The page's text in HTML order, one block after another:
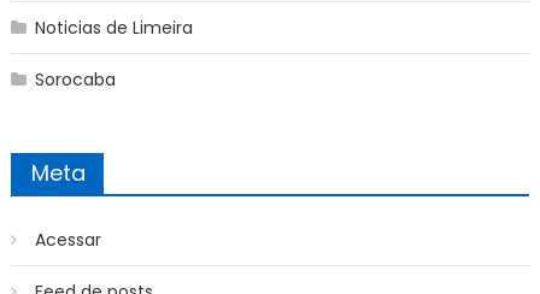
Noticias de Limeira
Sorocaba
Meta
Acessar